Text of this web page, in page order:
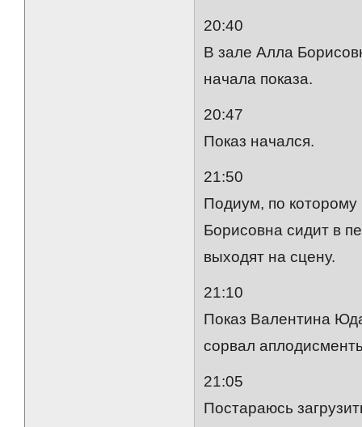
20:40
В зале Алла
начала показа.
20:47
Показ начался.
21:50
Подиум, по которому
Борисовна сидит в
выходят на сцену.
21:10
Показ Валентина
сорвал
21:05
Постараюсь